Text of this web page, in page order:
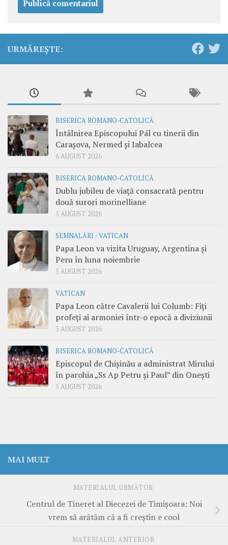
URMĂREȘTE:
BISERICA ROMANO-CATOLICĂ
Întâlnirea Episcopului Pál cu tinerii din
Carașova, Nermed și Iabalcea
6 AUGUST 2026
BISERICA ROMANO-CATOLICĂ
Dublu jubileu de viață consacrată pentru
două surori morinelliane
5 AUGUST 2026
SEMNALĂRI /VATICAN
Papa Leon va vizita Uruguay, Argentina și
Peru în luna noiembrie
5 AUGUST 2026
VATICAN
Papa Leon către Cavalerii lui Columb: Fiți
profeți ai armoniei într-o epocă a diviziunii
5 AUGUST 2026
BISERICA ROMANO-CATOLICĂ
Episcopul de Chișinău a administrat Mirului
în parohia „Ss Ap Petru și Paul” din Onești
5 AUGUST 2026
MAI MULT
MATERIALUL URMĂTOR
Centrul de Tineret al Diecezei de Timișoara: Noi
vrem să arătăm că a fi creștin e cool
MATERIALUL ANTERIOR